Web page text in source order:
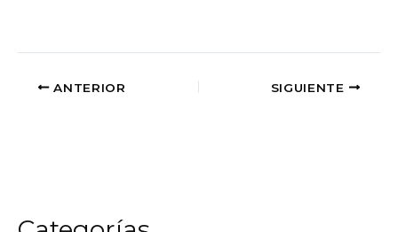
ANTERIOR SIGUIENTE